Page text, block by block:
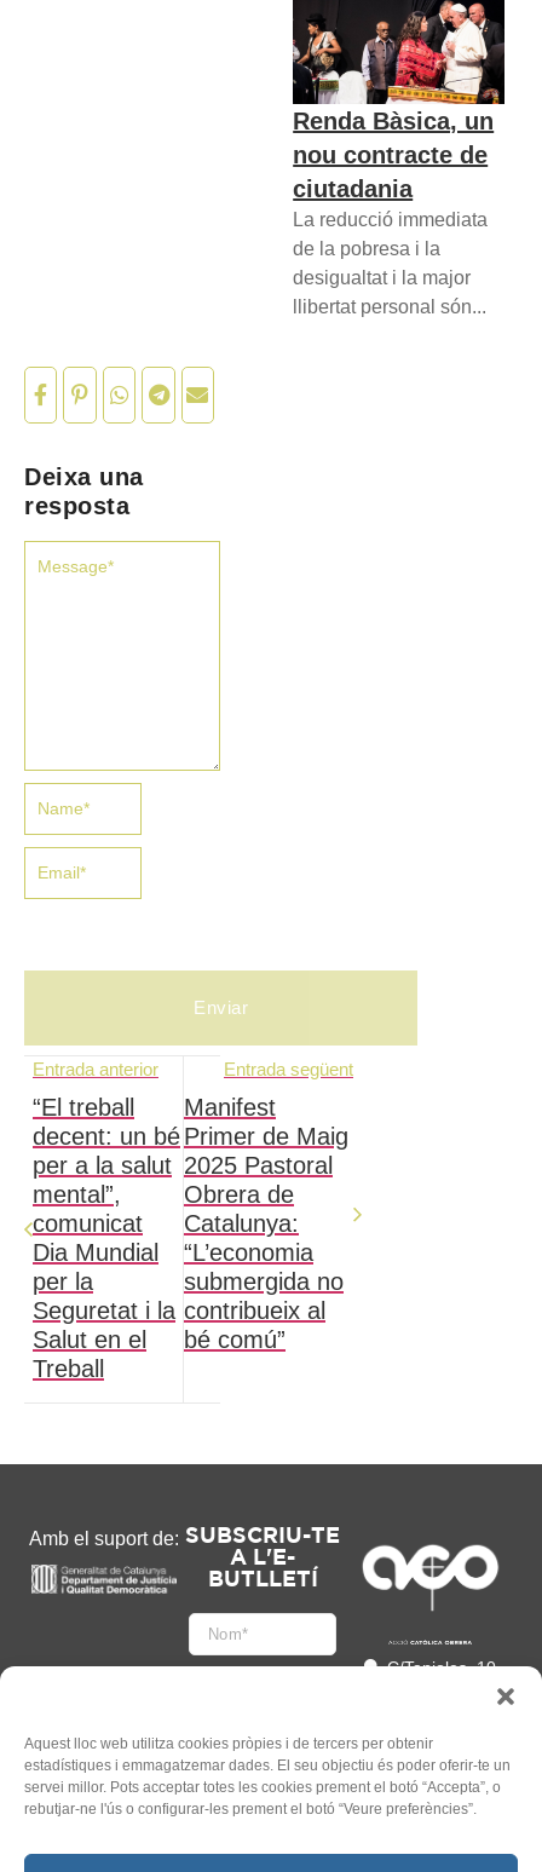
Aquest lloc web utilitza cookies pròpies i de tercers per obtenir
estadístiques i emmagatzemar dades. El seu objectiu és poder oferir-te un
servei millor. Pots acceptar totes les cookies prement el botó “Accepta”, o
rebutjar-ne l'ús o configurar-les prement el botó “Veure preferències”.
Deixa una
resposta
Entrada anterior
“El treball
decent: un bé
per a la salut
mental”,
comunicat
Dia Mundial
per la
Seguretat i la
Salut en el
Treball
Entrada següent
Manifest
Primer de Maig
2025 Pastoral
Obrera de
Catalunya:
“L’economia
submergida no
contribueix al
bé comú”
Renda Bàsica, un
nou contracte de
ciutadania
La reducció immediata
de la pobresa i la
desigualtat i la major
llibertat personal són...
Amb el suport de: SUBSCRIU-TE
A L'E-
BUTLLETÍ
Accepto
l'Informació legal
C/Tapioles, 10
93 505 86 86
hola@acocat.org